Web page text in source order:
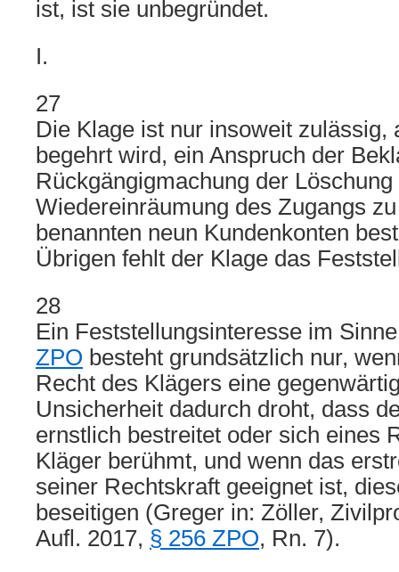
ist, ist sie unbegründet.
I.
27
Die Klage ist nur insoweit zulässig,
begehrt wird, ein Anspruch der
Rückgängigmachung der Löschung
Wiedereinräumung des Zugangs
benannten neun Kundenkonten
Übrigen fehlt der Klage das
28
Ein Feststellungsinteresse im
ZPO besteht grundsätzlich nur,
Recht des Klägers eine
Unsicherheit dadurch droht, dass
ernstlich bestreitet oder sich eines
Kläger berühmt, und wenn das
seiner Rechtskraft geeignet ist,
beseitigen (Greger in: Zöller,
Aufl. 2017, § 256 ZPO, Rn. 7).